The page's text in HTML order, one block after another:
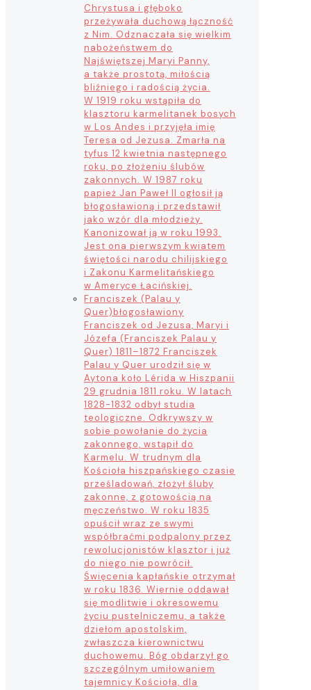
Chrystusa i głęboko
przeżywała duchową łączność
z Nim. Odznaczała się wielkim
nabożeństwem do
Najświętszej Maryi Panny,
a także prostotą, miłością
bliźniego i radością życia.
W 1919 roku wstąpiła do
klasztoru karmelitanek bosych
w Los Andes i przyjęła imię
Teresa od Jezusa. Zmarła na
tyfus 12 kwietnia następnego
roku, po złożeniu ślubów
zakonnych. W 1987 roku
papież Jan Paweł II ogłosił ją
błogosławioną i przedstawił
jako wzór dla młodzieży.
Kanonizował ją w roku 1993.
Jest ona pierwszym kwiatem
świętości narodu chilijskiego
i Zakonu Karmelitańskiego
w Ameryce Łacińskiej.
Franciszek (Palau y
Quer)błogosławiony
Franciszek od Jezusa, Maryi i
Józefa (Franciszek Palau y
Quer) 1811–1872 Franciszek
Palau y Quer urodził się w
Aytona koło Lérida w Hiszpanii
29 grudnia 1811 roku. W latach
1828-1832 odbył studia
teologiczne. Odkrywszy w
sobie powołanie do życia
zakonnego, wstąpił do
Karmelu. W trudnym dla
Kościoła hiszpańskiego czasie
prześladowań, złożył śluby
zakonne, z gotowością na
męczeństwo. W roku 1835
opuścił wraz ze swymi
współbraćmi podpalony przez
rewolucjonistów klasztor i już
do niego nie powrócił.
Święcenia kapłańskie otrzymał
w roku 1836. Wiernie oddawał
się modlitwie i okresowemu
życiu pustelniczemu, a także
dziełom apostolskim,
zwłaszcza kierownictwu
duchowemu. Bóg obdarzył go
szczególnym umiłowaniem
tajemnicy Kościoła, dla